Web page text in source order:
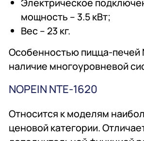
Электрическое
мощность – 3.5 кВт;
Вес – 23 кг.
Особенностью пицца-печей
наличие многоуровневой
NOPEIN NTE-1620
Относится к моделям
ценовой категории.